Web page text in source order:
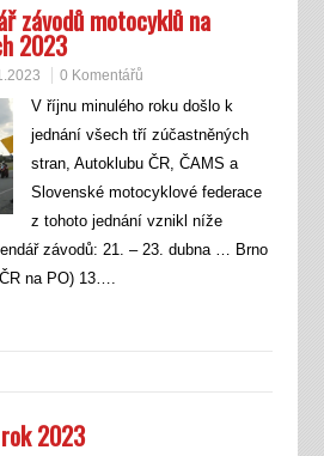
závodů motocyklů na
2023
0 Komentářů
V říjnu minulého roku došlo k
jednání všech tří zúčastněných
stran, Autoklubu ČR, ČAMS a
Slovenské motocyklové federace
z tohoto jednání vznikl níže
závodů: 21. – 23. dubna … Brno
na PO) 13….
2023